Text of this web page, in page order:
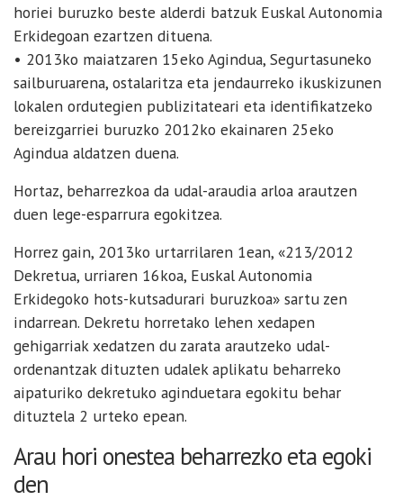
horiei buruzko beste alderdi batzuk Euskal Autonomia
Erkidegoan ezartzen dituena.
• 2013ko maiatzaren 15eko Agindua, Segurtasuneko
sailburuarena, ostalaritza eta jendaurreko ikuskizunen
lokalen ordutegien publizitateari eta identifikatzeko
bereizgarriei buruzko 2012ko ekainaren 25eko
Agindua aldatzen duena.
Hortaz, beharrezkoa da udal-araudia arloa arautzen
duen lege-esparrura egokitzea.
Horrez gain, 2013ko urtarrilaren 1ean, «213/2012
Dekretua, urriaren 16koa, Euskal Autonomia
Erkidegoko hots-kutsadurari buruzkoa» sartu zen
indarrean. Dekretu horretako lehen xedapen
gehigarriak xedatzen du zarata arautzeko udal-
ordenantzak dituzten udalek aplikatu beharreko
aipaturiko dekretuko aginduetara egokitu behar
dituztela 2 urteko epean.
Arau hori onestea beharrezko eta egoki
den